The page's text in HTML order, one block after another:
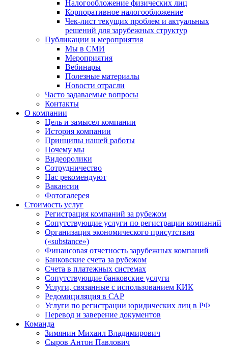
Налогообложение физических лиц
Корпоративное налогообложение
Чек-лист текущих проблем и актуальных
решений для зарубежных структур
Публикации и мероприятия
Мы в СМИ
Мероприятия
Вебинары
Полезные материалы
Новости отрасли
Часто задаваемые вопросы
Контакты
О компании
Цель и замысел компании
История компании
Принципы нашей работы
Почему мы
Видеоролики
Сотрудничество
Нас рекомендуют
Вакансии
Фотогалерея
Стоимость услуг
Регистрация компаний за рубежом
Сопутствующие услуги по регистрации компаний
Организация экономического присутствия
(«substance»)
Финансовая отчетность зарубежных компаний
Банковские счета за рубежом
Счета в платежных системах
Сопутствующие банковские услуги
Услуги, связанные с использованием КИК
Редомициляция в САР
Услуги по регистрации юридических лиц в РФ
Перевод и заверение документов
Команда
Зимянин Михаил Владимирович
Сыров Антон Павлович